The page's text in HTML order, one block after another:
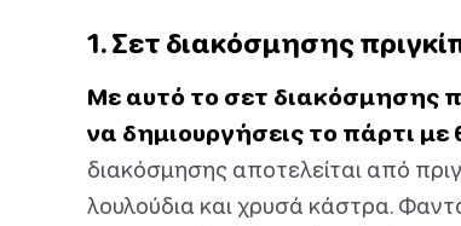
1. Σετ διακόσμησης
Με αυτό το σετ διακόσμησης
να δημιουργήσεις το πάρτι
διακόσμησης αποτελείται από
λουλούδια και χρυσά κάστρα.